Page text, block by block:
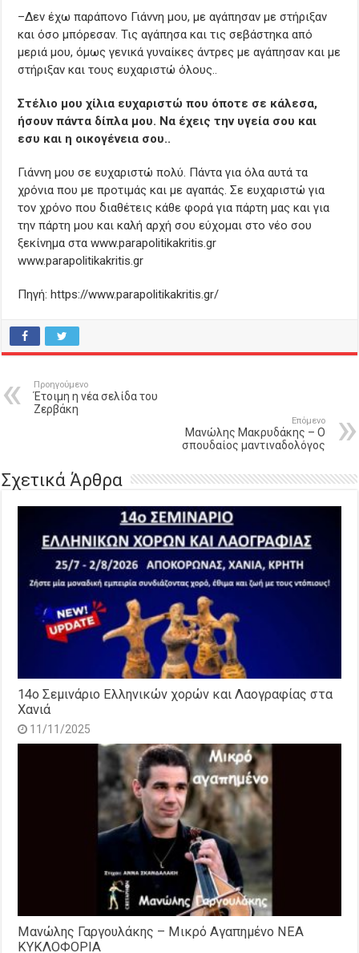
–Δεν έχω παράπονο Γιάννη μου, με αγάπησαν με στήριξαν
και όσο μπόρεσαν. Τις αγάπησα και τις σεβάστηκα από
μεριά μου, όμως γενικά γυναίκες άντρες με αγάπησαν και με
στήριξαν και τους ευχαριστώ όλους..
Στέλιο μου χίλια ευχαριστώ που όποτε σε κάλεσα,
ήσουν πάντα δίπλα μου. Να έχεις την υγεία σου και
εσυ και η οικογένεια σου..
Γιάννη μου σε ευχαριστώ πολύ. Πάντα για όλα αυτά τα
χρόνια που με προτιμάς και με αγαπάς. Σε ευχαριστώ για
τον χρόνο που διαθέτεις κάθε φορά για πάρτη μας και για
την πάρτη μου και καλή αρχή σου εύχομαι στο νέο σου
ξεκίνημα στα www.parapolitikakritis.gr
www.parapolitikakritis.gr
Πηγή: https://www.parapolitikakritis.gr/
Προηγούμενο
Έτοιμη η νέα σελίδα του
Ζερβάκη
Επόμενο
Μανώλης Μακρυδάκης – Ο
σπουδαίος μαντιναδολόγος
Σχετικά Άρθρα
14o Σεμινάριο Ελληνικών χορών και Λαογραφίας στα
Χανιά
11/11/2025
Μανώλης Γαργουλάκης – Μικρό Αγαπημένο NEΑ
ΚΥΚΛΟΦΟΡΙΑ